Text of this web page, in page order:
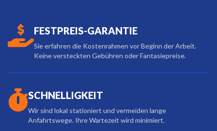
FESTPREIS-GARANTIE
Sie erfahren die Kostenrahmen vor Beginn der Arbeit.
Keine versteckten Gebühren oder Fantasiepreise.
SCHNELLIGKEIT
Wir sind lokal stationiert und vermeiden lange
Anfahrtswege. Ihre Wartezeit wird minimiert.